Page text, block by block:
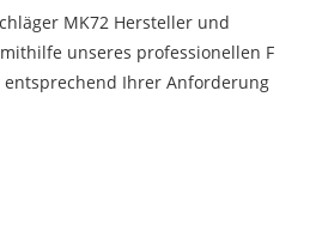
MK72 Hersteller und
unseres professionellen F
entsprechend Ihrer Anforderung